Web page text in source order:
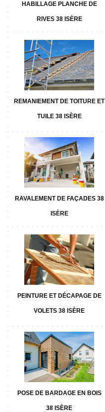
HABILLAGE PLANCHE DE
RIVES 38 ISÈRE
REMANIEMENT DE TOITURE ET
TUILE 38 ISÈRE
RAVALEMENT DE FAÇADES 38
ISÈRE
PEINTURE ET DÉCAPAGE DE
VOLETS 38 ISÈRE
POSE DE BARDAGE EN BOIS
38 ISÈRE